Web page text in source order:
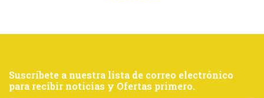
Suscríbete a nuestra lista de correo electrónico
para recibir noticias y Ofertas primero.